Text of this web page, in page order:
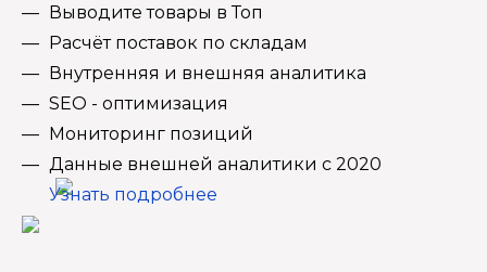
Выводите товары в Топ
Расчёт поставок по складам
Внутренняя и внешняя аналитика
SEO - оптимизация
Мониторинг позиций
Данные внешней аналитики с 2020
Узнать подробнее